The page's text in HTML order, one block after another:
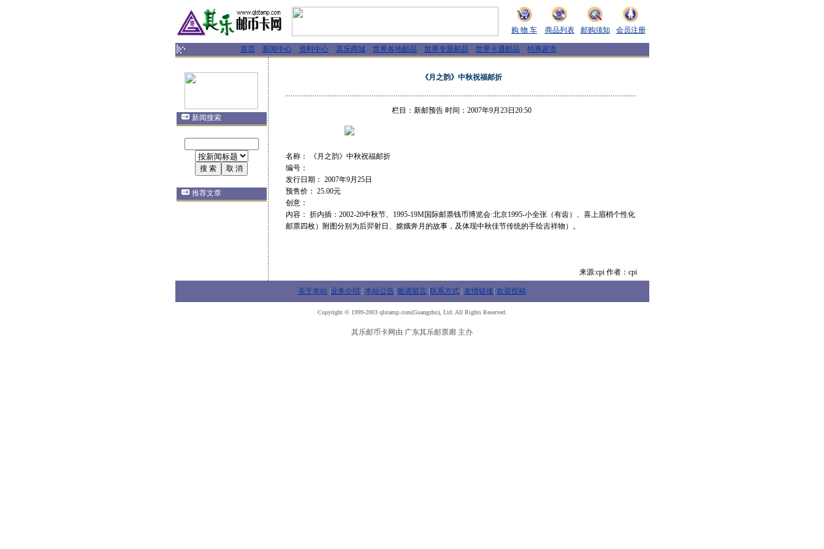
购 物 车 商品列表 邮购须知 会员注册
首页 新闻中心 资料中心 其乐商城 世界各地邮品 世界专题邮品 世界卡通邮品 特惠超市
新闻搜索
推荐文章
《月之韵》中秋祝福邮折
栏目：新邮预告 时间：2007年9月23日20:50
名称： 《月之韵》中秋祝福邮折
编号：
发行日期： 2007年9月25日
预售价： 25.00元
创意：
内容： 折内插：2002-20中秋节、1995-19M国际邮票钱币博览会·北京1995-小全张（有齿）、喜上眉梢个性化
邮票四枚）附图分别为后羿射日、嫦娥奔月的故事，及体现中秋佳节传统的手绘吉祥物）。
来源:cpi 作者：cpi
关于本站 业务介绍 本站公告 敬请留言 联系方式 友情链接 欢迎投稿
Copyright © 1999-2003 qlstamp.com(Guangzho), Ltd. All Rights Reserved.
其乐邮币卡网由 广东其乐邮票廊 主办